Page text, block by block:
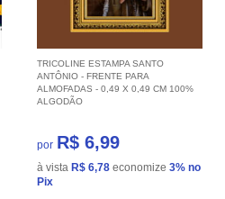
TRICOLINE ESTAMPA SANTO
ANTÔNIO - FRENTE PARA
ALMOFADAS - 0,49 X 0,49 CM 100%
ALGODÃO
por R$ 6,99
à vista R$ 6,78 economize 3% no
Pix